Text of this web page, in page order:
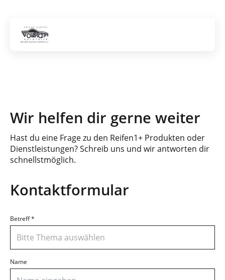
Wir helfen dir gerne weiter
Hast du eine Frage zu den Reifen1+ Produkten oder
Dienstleistungen? Schreib uns und wir antworten dir
schnellstmöglich.
Kontaktformular
Betreff*
Bitte Thema auswählen
Name